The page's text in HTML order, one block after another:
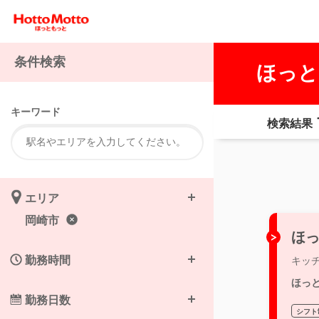
ほっ
検索結果
ほ
キッ
ほっ
シフ
条件検索
キーワード
エリア
岡崎市
勤務時間
勤務日数